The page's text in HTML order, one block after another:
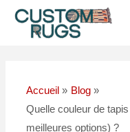
Skip
Accueil
Blog
Quelle couleur de
meilleures options) ?
Navigation
postale